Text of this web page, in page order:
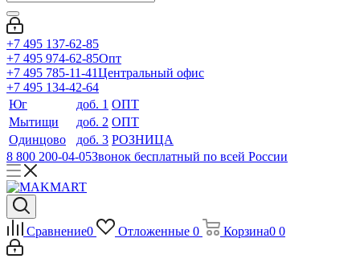
+7 495 137-62-85
+7 495 974-62-85Опт
+7 495 785-11-41Центральный офис
+7 495 134-42-64
Юг
доб. 1 ОПТ
Мытищи
доб. 2 ОПТ
Одинцово
доб. 3 РОЗНИЦА
8 800 200-04-05Звонок бесплатный по всей России
Сравнение0 Отложенные 0 Корзина0 0